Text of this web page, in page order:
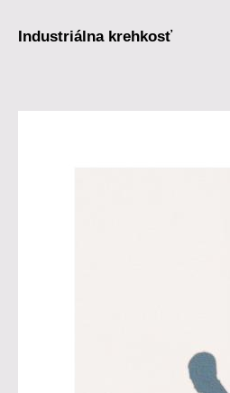
Industriálna krehkosť